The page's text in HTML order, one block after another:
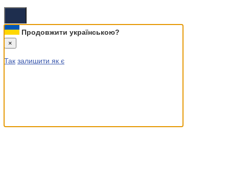
Продовжити українською?
×
Так залишити як є